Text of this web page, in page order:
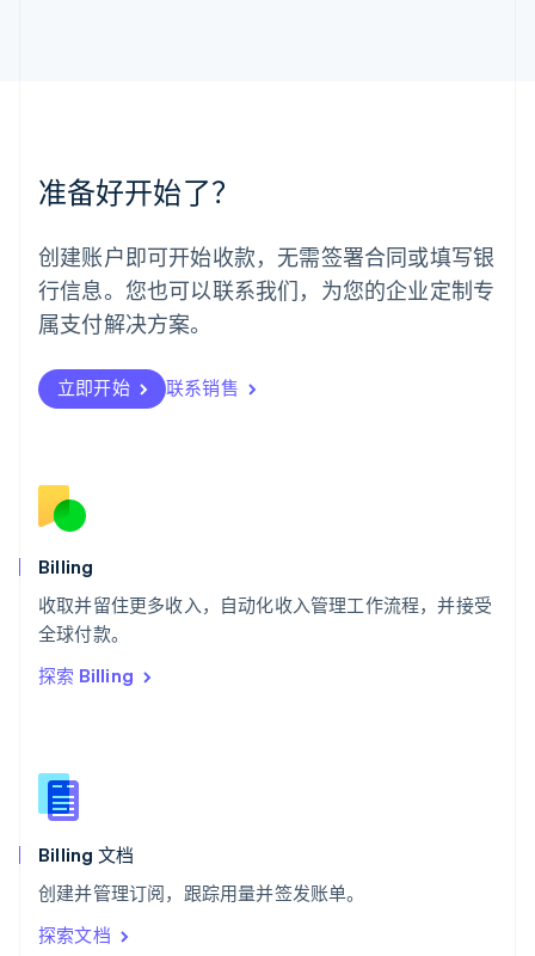
准备好开始了？
创建账户即可开始收款，无需签署合同或填写银
行信息。您也可以联系我们，为您的企业定制专
属支付解决方案。
立即开始 联系销售
Billing
收取并留住更多收入，自动化收入管理工作流程，并接受
全球付款。
探索 Billing
Billing 文档
创建并管理订阅，跟踪用量并签发账单。
探索文档
挪威
葡萄牙
Português English
日本
日本語English
瑞典
瑞士
DeutschFrançais
English
斯洛文尼亚
泰国
ไทยEnglish
希腊
English
西班牙
新西兰
English
匈牙利
English
ItalianoEnglish
印度
English